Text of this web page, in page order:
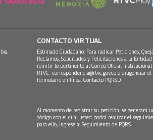
CONTACTO VIRTUAL
Estimado Ciudadano: Para radicar Peticiones,
Reclamos, Solicitudes y Felicitaciones a la
remitir lo pertinente al Correo Oficial Institucional
RTVC correspondencia@rtvc.gov.co o diligenciar el
formulario en línea: Contacto PQRSD.
Al momento de registrar su petición, se generará
código con el cual usted podrá realizar el
para ello, ingrese a: Seguimiento de PQRS